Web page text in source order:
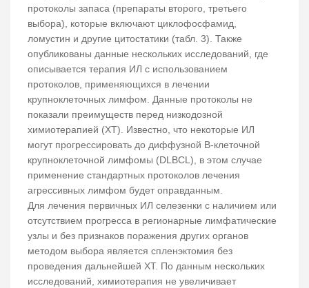
протоколы запаса (препараты второго, третьего
выбора), которые включают циклофосфамид,
ломустин и другие цитостатики (табл. 3). Также
опубликованы данные нескольких исследований, где
описывается терапия ИЛ с использованием
протоколов, применяющихся в лечении
крупноклеточных лимфом. Данные протоколы не
показали преимуществ перед низкодозной
химиотерапией (ХТ). Известно, что некоторые ИЛ
могут прогрессировать до диффузной В-клеточной
крупноклеточной лимфомы (DLBCL), в этом случае
применение стандартных протоколов лечения
агрессивных лимфом будет оправданным.
Для лечения первичных ИЛ селезенки с наличием или
отсутствием прогресса в регионарные лимфатические
узлы и без признаков поражения других органов
методом выбора является спленэктомия без
проведения дальнейшей ХТ. По данным нескольких
исследований, химиотерапия не увеличивает